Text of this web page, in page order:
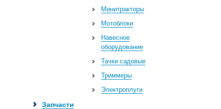
Минитракторы
Мотоблоки
Навесное
оборудование
Тачки садовые
Триммеры
Электроплуги
Запчасти